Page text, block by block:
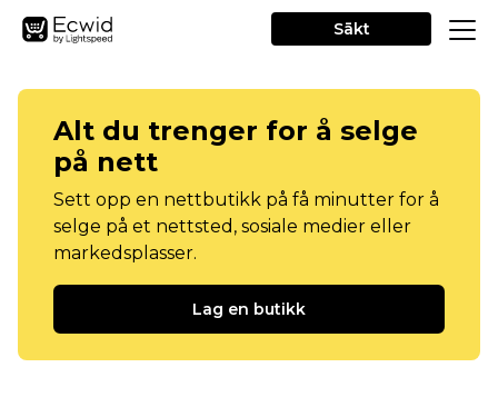
Sākt
Alt du trenger for å selge
på nett
Sett opp en nettbutikk på få minutter for å
selge på et nettsted, sosiale medier eller
markedsplasser.
Lag en butikk